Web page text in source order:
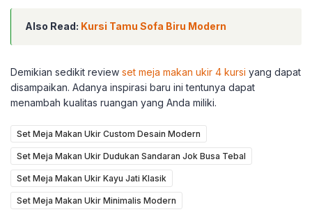
Also Read: Kursi Tamu Sofa Biru Modern
Demikian sedikit review set meja makan ukir 4 kursi yang dapat
disampaikan. Adanya inspirasi baru ini tentunya dapat
menambah kualitas ruangan yang Anda miliki.
Set Meja Makan Ukir Custom Desain Modern
Set Meja Makan Ukir Dudukan Sandaran Jok Busa Tebal
Set Meja Makan Ukir Kayu Jati Klasik
Set Meja Makan Ukir Minimalis Modern